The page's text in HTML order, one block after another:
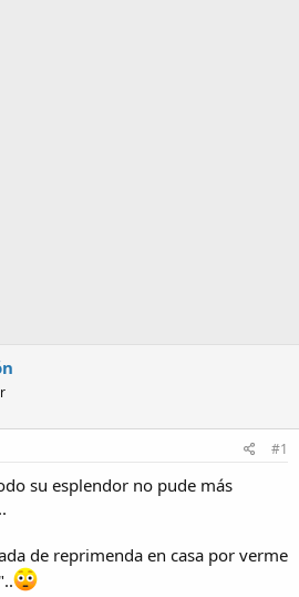
#1
su esplendor no pude más
de reprimenda en casa por verme